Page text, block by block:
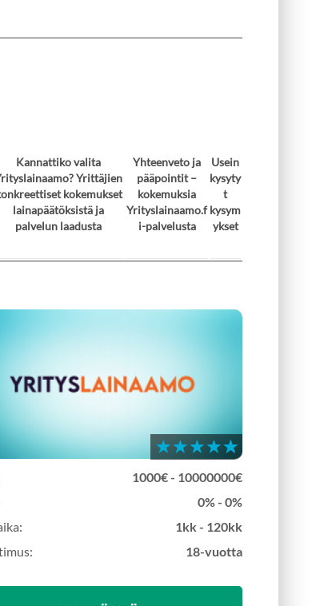
Kannattiko valita
Yrittäjien
kokemukset
lainapäätöksistä ja
palvelun laadusta
Yhteenveto ja
pääpointit –
kokemuksia
Yrityslainaamo.f
i-palvelusta
Usein
kysyty
t
kysym
ykset
1000€ - 10000000€
0% - 0%
1kk - 120kk
18-vuotta